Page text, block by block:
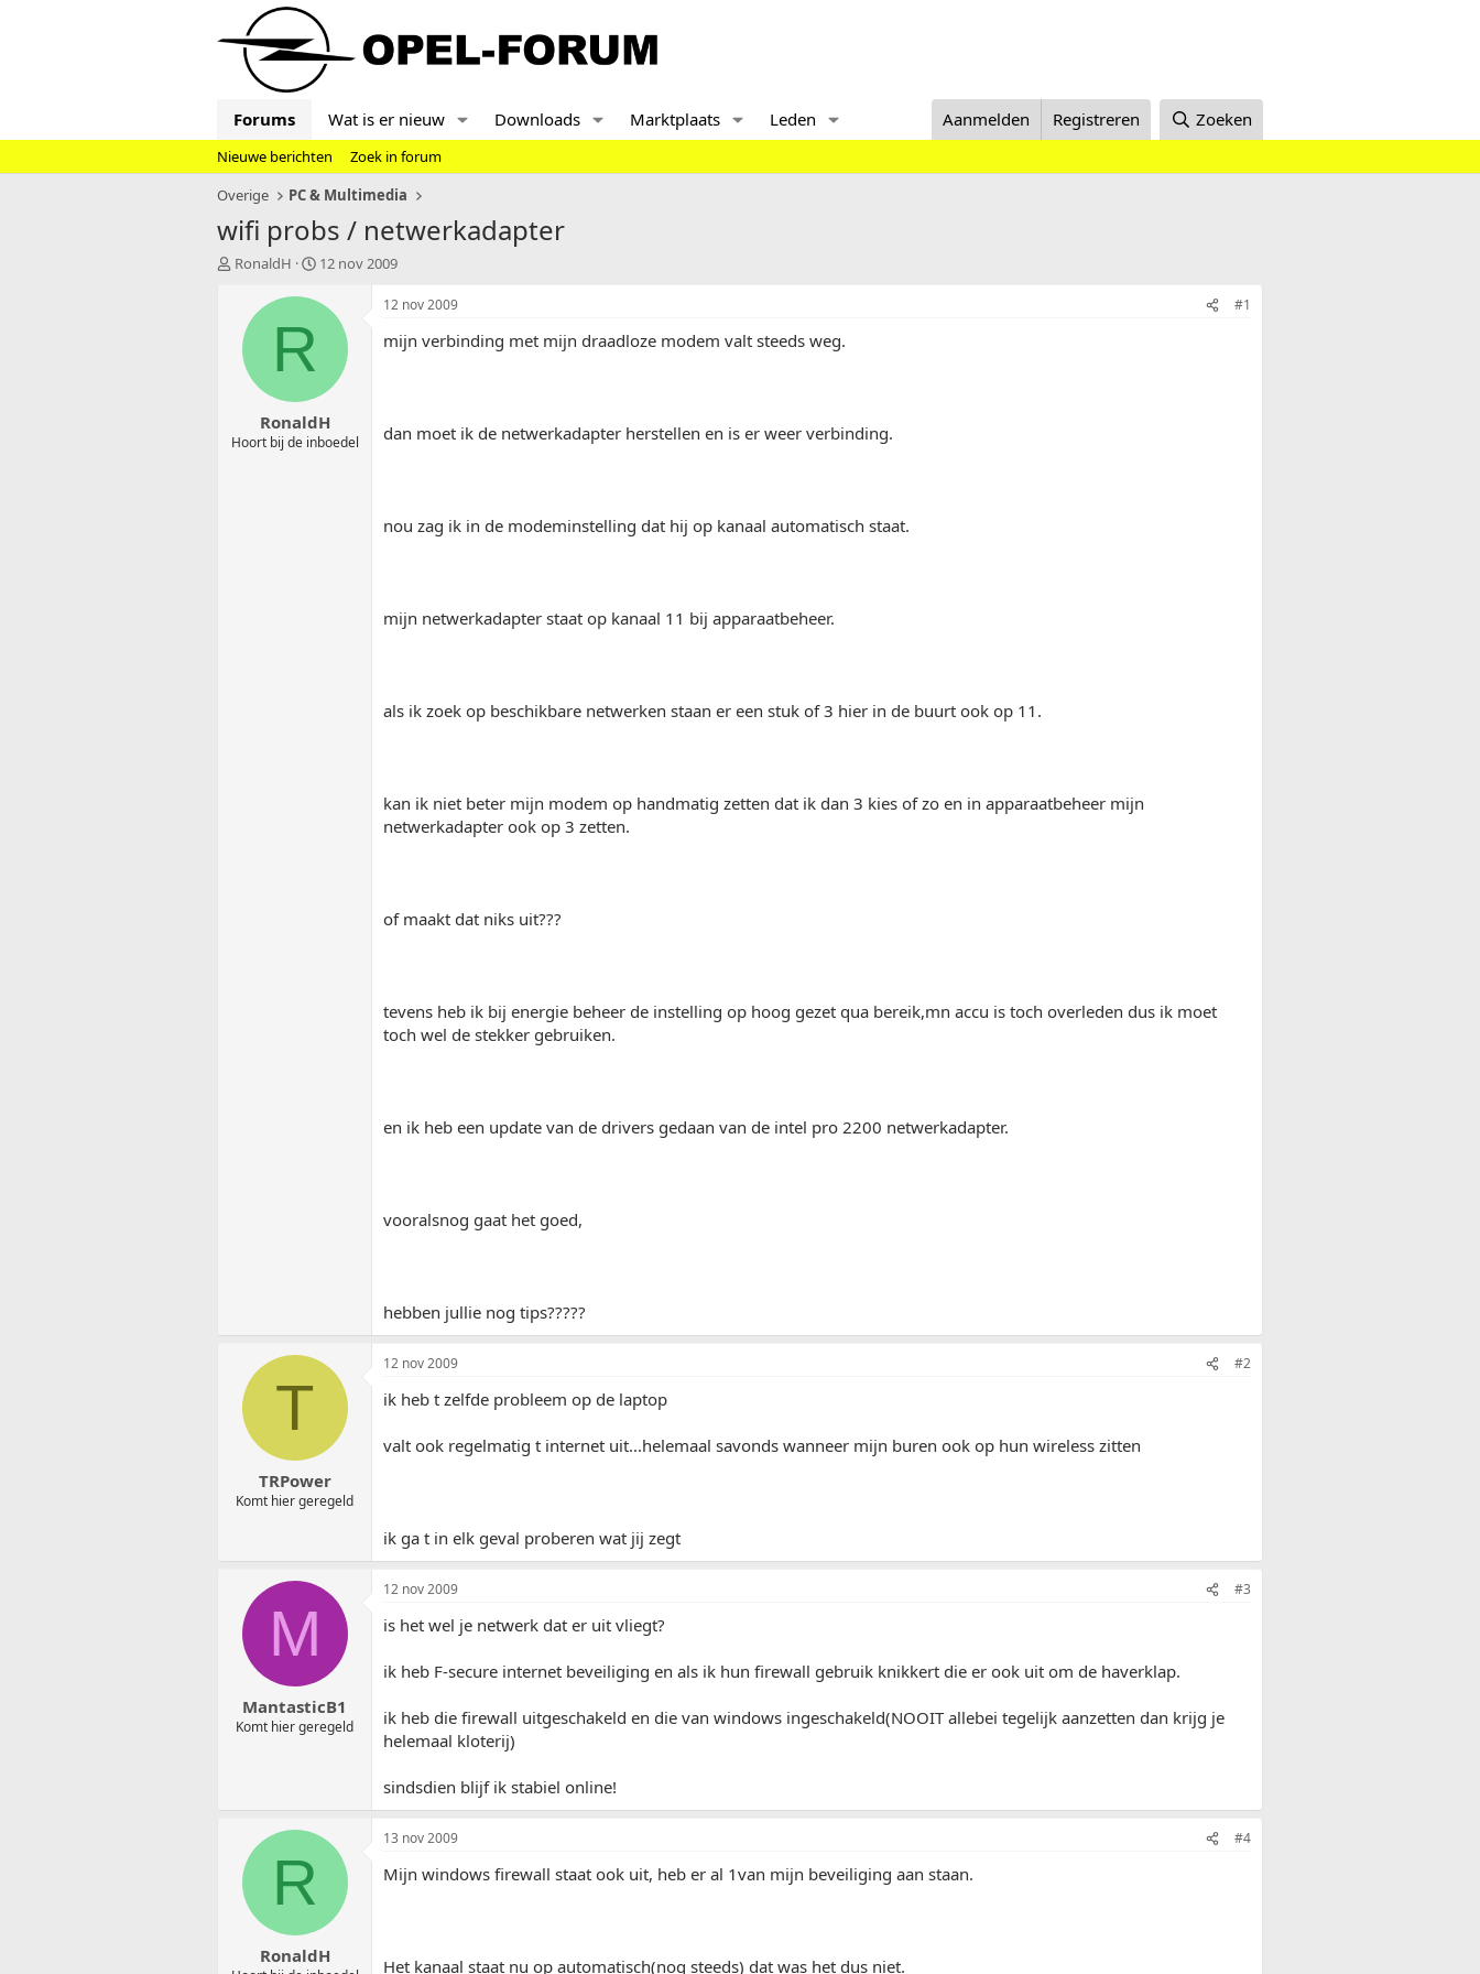
Forums Wat is er nieuw Downloads Marktplaats Leden Aanmelden Registreren Zoeken
Nieuwe berichten
Zoek in forum
Overige
PC & Multimedia
wifi probs / netwerkadapter
T
t
RonaldH
S
a
t
u
m
12 nov 2009
R
RonaldH
Hoort bij de inboedel
12 nov 2009 #1
mijn verbinding met mijn draadloze modem valt steeds weg.
dan moet ik de netwerkadapter herstellen en is er weer verbinding.
nou zag ik in de modeminstelling dat hij op kanaal automatisch staat.
mijn netwerkadapter staat op kanaal 11 bij apparaatbeheer.
als ik zoek op beschikbare netwerken staan er een stuk of 3 hier in de buurt ook op 11.
kan ik niet beter mijn modem op handmatig zetten dat ik dan 3 kies of zo en in apparaatbeheer mijn
netwerkadapter ook op 3 zetten.
of maakt dat niks uit???
tevens heb ik bij energie beheer de instelling op hoog gezet qua bereik,mn accu is toch overleden dus ik moet
toch wel de stekker gebruiken.
en ik heb een update van de drivers gedaan van de intel pro 2200 netwerkadapter.
vooralsnog gaat het goed,
hebben jullie nog tips?????
T
TRPower
Komt hier geregeld
12 nov 2009 #2
ik heb t zelfde probleem op de laptop
valt ook regelmatig t internet uit...helemaal savonds wanneer mijn buren ook op hun wireless zitten
ik ga t in elk geval proberen wat jij zegt
M
MantasticB1
Komt hier geregeld
12 nov 2009 #3
is het wel je netwerk dat er uit vliegt?
ik heb F-secure internet beveiliging en als ik hun firewall gebruik knikkert die er ook uit om de haverklap.
ik heb die firewall uitgeschakeld en die van windows ingeschakeld(NOOIT allebei tegelijk aanzetten dan krijg je
helemaal kloterij)
sindsdien blijf ik stabiel online!
R
RonaldH
13 nov 2009 #4
Mijn windows firewall staat ook uit, heb er al 1van mijn beveiliging aan staan.
Het kanaal staat nu op automatisch(nog steeds) dat was het dus niet.